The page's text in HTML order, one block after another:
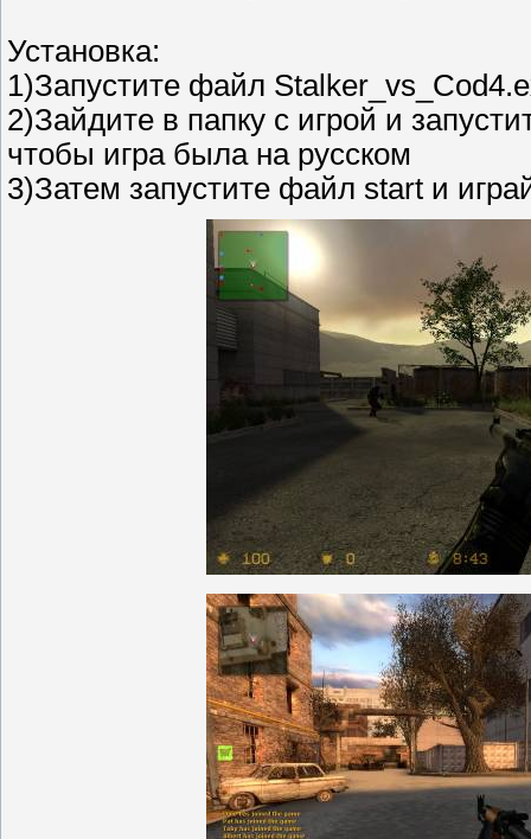
Установка:
1)Запустите файл
2)Зайдите в папку с игрой и
чтобы игра была на русском
3)Затем запустите файл start и